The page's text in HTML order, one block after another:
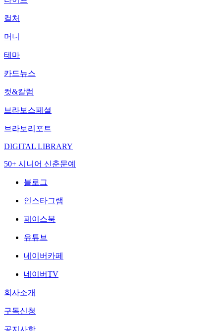
컬처
머니
테마
카드뉴스
컷&칼럼
브라보스페셜
브라보리포트
DIGITAL LIBRARY
50+ 시니어 신춘문예
블로그
인스타그램
페이스북
유튜브
네이버카페
네이버TV
회사소개
구독신청